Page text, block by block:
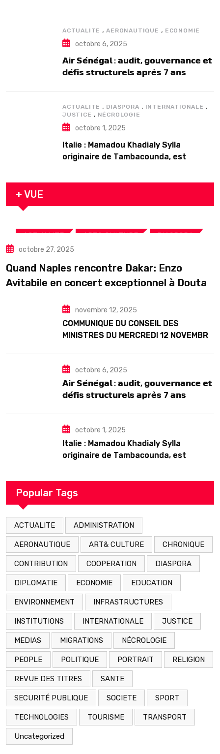
ACTUALITE ,AERONAUTIQUE , ECONOMIE
octobre 6, 2025
𝗔𝗶𝗿 𝗦𝗲́𝗻𝗲́𝗴𝗮𝗹 : 𝗮𝘂𝗱𝗶𝘁, 𝗴𝗼𝘂𝘃𝗲𝗿𝗻𝗮𝗻𝗰𝗲 𝗲𝘁
𝗱𝗲́𝗳𝗶𝘀 𝘀𝘁𝗿𝘂𝗰𝘁𝘂𝗿𝗲𝗹𝘀 𝗮𝗽𝗿𝗲̀𝘀 7 𝗮𝗻𝘀
ACTUALITE , DIASPORA , INTERNATIONALE ,
JUSTICE , NÉCROLOGIE
octobre 1, 2025
Italie : Mamadou Khadialy Sylla
originaire de Tambacounda, est
+ VUE
ACTUALITE ART& CULTURE DIASPORA
TOURISME
octobre 27, 2025
Quand Naples rencontre Dakar: Enzo
Avitabile en concert exceptionnel à Douta
novembre 12, 2025
COMMUNIQUE DU CONSEIL DES
MINISTRES DU MERCREDI 12 NOVEMBRE
octobre 6, 2025
𝗔𝗶𝗿 𝗦𝗲́𝗻𝗲́𝗴𝗮𝗹 : 𝗮𝘂𝗱𝗶𝘁, 𝗴𝗼𝘂𝘃𝗲𝗿𝗻𝗮𝗻𝗰𝗲 𝗲𝘁
𝗱𝗲́𝗳𝗶𝘀 𝘀𝘁𝗿𝘂𝗰𝘁𝘂𝗿𝗲𝗹𝘀 𝗮𝗽𝗿𝗲̀𝘀 7 𝗮𝗻𝘀
octobre 1, 2025
Italie : Mamadou Khadialy Sylla
originaire de Tambacounda, est
Popular Tags
ACTUALITE ADMINISTRATION
AERONAUTIQUE ART& CULTURE CHRONIQUE
CONTRIBUTION COOPERATION DIASPORA
DIPLOMATIE ECONOMIE EDUCATION
ENVIRONNEMENT INFRASTRUCTURES
INSTITUTIONS INTERNATIONALE JUSTICE
MEDIAS MIGRATIONS NÉCROLOGIE
PEOPLE POLITIQUE PORTRAIT RELIGION
REVUE DES TITRES SANTE
SECURITÉ PUBLIQUE SOCIETE SPORT
TECHNOLOGIES TOURISME TRANSPORT
Uncategorized